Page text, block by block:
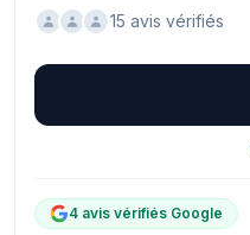
15 avis vérifiés
4 avis vérifiés Google